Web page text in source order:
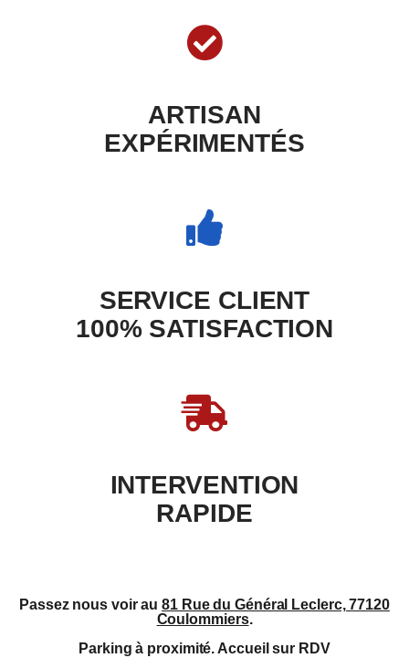
ARTISAN
EXPÉRIMENTÉS
SERVICE CLIENT
100% SATISFACTION
INTERVENTION
RAPIDE
Passez nous voir au81 Rue du Général Leclerc, 77120
Coulommiers.
Parking à proximité. Accueil sur RDV